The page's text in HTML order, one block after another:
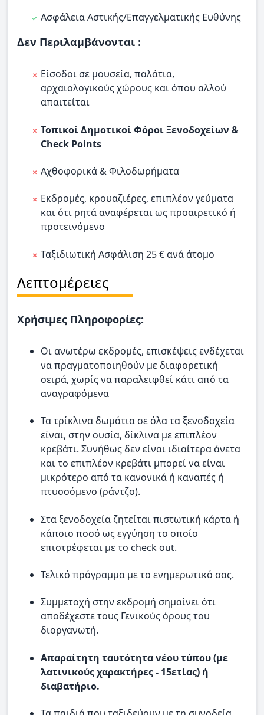
Ασφάλεια Αστικής/Επαγγελματικής Ευθύνης
Δεν Περιλαμβάνονται :
Είσοδοι σε μουσεία, παλάτια,
αρχαιολογικούς χώρους και όπου αλλού
απαιτείται
Τοπικοί Δημοτικοί Φόροι Ξενοδοχείων &
Check Points
Αχθοφορικά & Φιλοδωρήματα
Εκδρομές, κρουαζιέρες, επιπλέον γεύματα
και ότι ρητά αναφέρεται ως προαιρετικό ή
προτεινόμενο
Ταξιδιωτική Ασφάλιση 25 € ανά άτομο
Λεπτομέρειες
Χρήσιμες Πληροφορίες:
Οι ανωτέρω εκδρομές, επισκέψεις ενδέχεται
να πραγματοποιηθούν με διαφορετική
σειρά, χωρίς να παραλειφθεί κάτι από τα
αναγραφόμενα
Τα τρίκλινα δωμάτια σε όλα τα ξενοδοχεία
είναι, στην ουσία, δίκλινα με επιπλέον
κρεβάτι. Συνήθως δεν είναι ιδιαίτερα άνετα
και το επιπλέον κρεβάτι μπορεί να είναι
μικρότερο από τα κανονικά ή καναπές ή
πτυσσόμενο (ράντζο).
Στα ξενοδοχεία ζητείται πιστωτική κάρτα ή
κάποιο ποσό ως εγγύηση το οποίο
επιστρέφεται με το check out.
Τελικό πρόγραμμα με το ενημερωτικό σας.
Συμμετοχή στην εκδρομή σημαίνει ότι
αποδέχεστε τους Γενικούς όρους του
διοργανωτή.
Απαραίτητη ταυτότητα νέου τύπου (με
λατινικούς χαρακτήρες - 15ετίας) ή
διαβατήριο.